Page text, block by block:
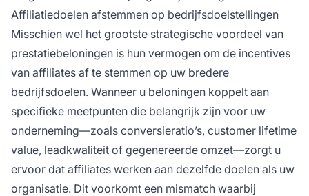
Affiliatiedoelen afstemmen op bedrijfsdoelstellingen
Misschien wel het grootste strategische voordeel van
prestatiebeloningen is hun vermogen om de incentives
van affiliates af te stemmen op uw bredere
bedrijfsdoelen. Wanneer u beloningen koppelt aan
specifieke meetpunten die belangrijk zijn voor uw
onderneming—zoals conversieratio’s, customer lifetime
value, leadkwaliteit of gegenereerde omzet—zorgt u
ervoor dat affiliates werken aan dezelfde doelen als uw
organisatie. Dit voorkomt een mismatch waarbij